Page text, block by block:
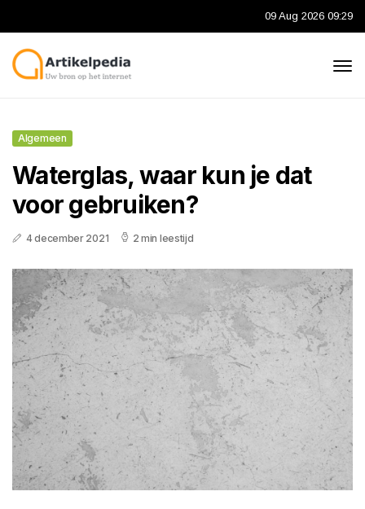
09 Aug 2026 09:29
Algemeen
Waterglas, waar kun je dat
voor gebruiken?
4 december 2021 2 min leestijd